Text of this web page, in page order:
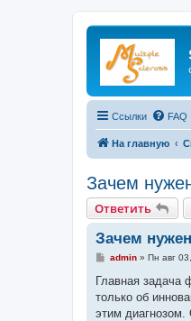
Ссылки FAQ
На главную
Зачем
Ответить
Зачем
С
о
щ
е
admin» Пн авг
Главная задача
только об
этим